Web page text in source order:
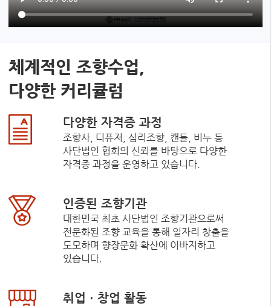
체계적인 조향수업,
다양한 커리큘럼
다양한 자격증 과정
조향사, 디퓨저, 심리조향, 캔들, 비누 등
사단법인 협회의 신뢰를 바탕으로 다양한
자격증 과정을 운영하고 있습니다.
인증된 조향기관
대한민국 최초 사단법인 조향기관으로써
전문화된 조향 교육을 통해 일자리 창출을
도모하며 향장문화 확산에 이바지하고
있습니다.
취업ㆍ창업 활동